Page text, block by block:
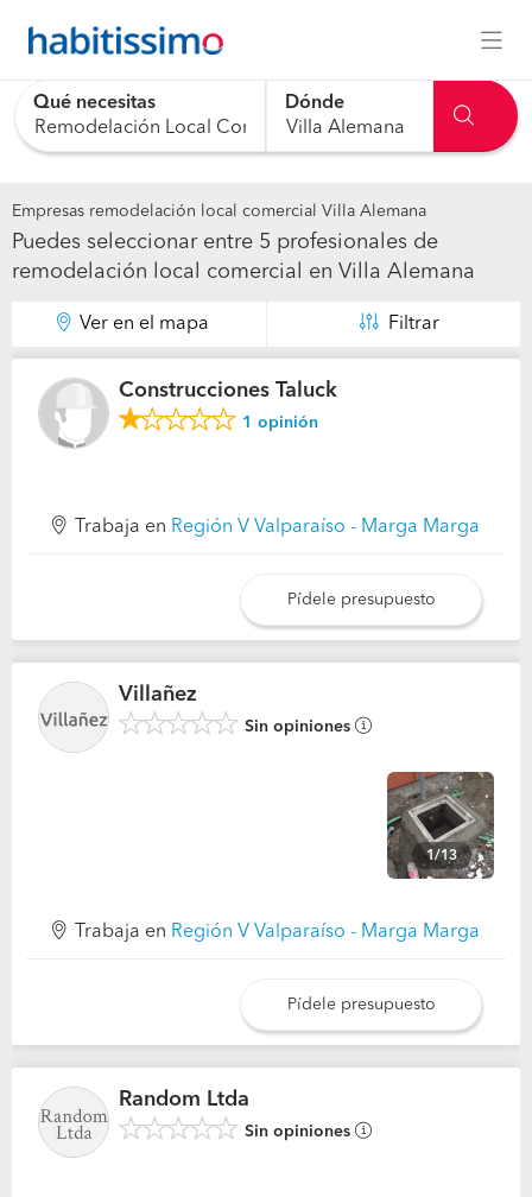
Qué necesitas Dónde
Empresas remodelación local comercial Villa Alemana
Puedes seleccionar entre 5 profesionales de
remodelación local comercial en Villa Alemana
Ver en el mapa Filtrar
Construcciones Taluck
1 opinión
Trabaja en Región V Valparaíso - Marga Marga
Pídele presupuesto
Villañez
Sin opiniones
1/13
Trabaja en Región V Valparaíso - Marga Marga
Pídele presupuesto
Random Ltda
Sin opiniones